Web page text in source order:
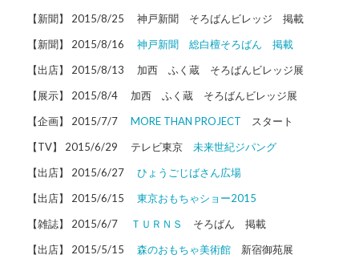
【新聞】 2015/8/25 神戸新聞 そろばんビレッジ 掲載
【新聞】 2015/8/16 神戸新聞 総白檀そろばん 掲載
【出店】 2015/8/13 加西 ふく蔵 そろばんビレッジ展
【展示】 2015/8/4 加西 ふく蔵 そろばんビレッジ展
【企画】 2015/7/7 MORE THAN PROJECT スタート
【TV】 2015/6/29 テレビ東京 未来世紀ジパング
【出店】 2015/6/27 ひょうごじばさん広場
【出店】 2015/6/15 東京おもちゃショー2015
【雑誌】 2015/6/7
ＴＵＲＮＳ
そろばん 掲載
【出店】 2015/5/15 森のおもちゃ美術館新宿御苑展